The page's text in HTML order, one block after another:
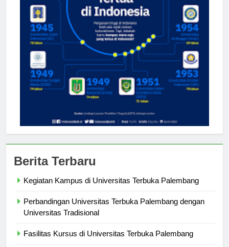
Perbandingan Universitas Terbuka Palembang dengan